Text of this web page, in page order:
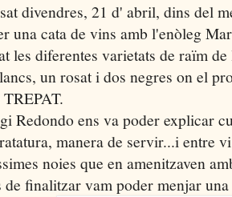
divendres, 21 d' abril, dins del
una cata de vins amb l'enòleg
les diferentes varietats de raïm
un rosat i dos negres on el
Redondo ens va poder explicar
manera de servir...i entre
noies que en amenitzaven
de finalitzar vam poder menjar